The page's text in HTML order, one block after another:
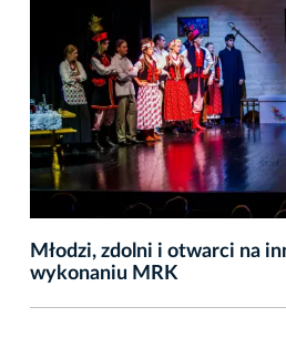
Młodzi, zdolni i otwarci na
wykonaniu MRK